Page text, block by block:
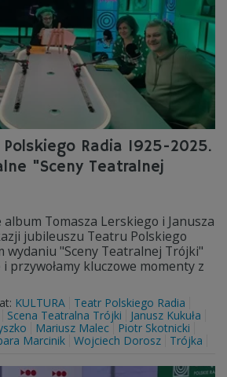
Radia 1925-2025.
"Sceny Teatralnej
album Tomasza Lerskiego i Janusza
jubileuszu Teatru Polskiego
wydaniu "Sceny Teatralnej Trójki"
przywołamy kluczowe momenty z
KULTURA
Teatr Polskiego Radia
Scena Teatralna Trójki
Janusz Kukuła
Mariusz Malec
Piotr Skotnicki
Marcinik Wojciech Dorosz Trójka